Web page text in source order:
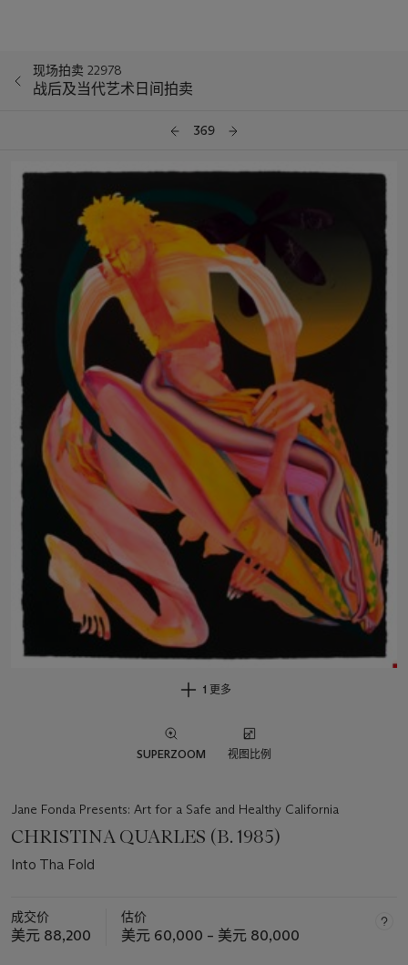
现场拍卖 22978
战后及当代艺术日间拍卖
369
1 更多
SUPERZOOM 视图比例
Jane Fonda Presents: Art for a Safe and Healthy California
CHRISTINA QUARLES (B. 1985)
Into Tha Fold
成交价
美元 88,200
估价
美元 60,000 – 美元 80,000